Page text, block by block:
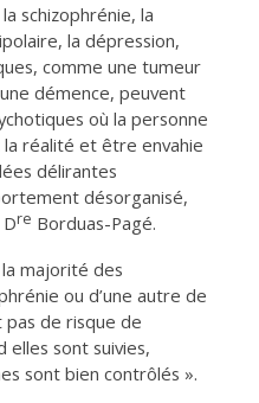
schizophrénie, la
la dépression,
comme une tumeur
démence, peuvent
où la personne
réalité et être envahie
délirantes
désorganisé,
re Borduas-Pagé.
majorité des
ou d’une autre de
de risque de
elles sont suivies,
sont bien contrôlés ».